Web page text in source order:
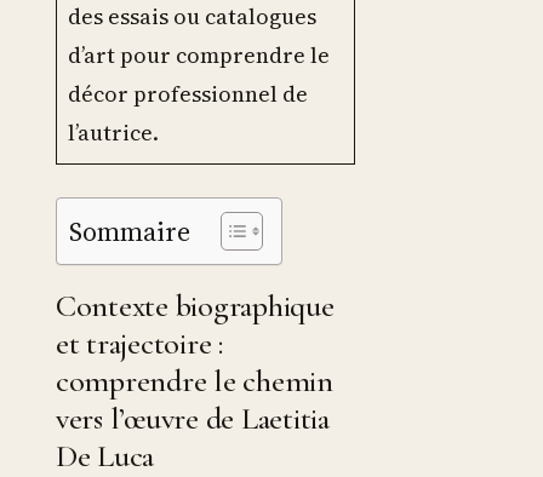
des essais ou catalogues
d’art pour comprendre le
décor professionnel de
l’autrice.
Sommaire
Contexte biographique
et trajectoire :
comprendre le chemin
vers l’œuvre de Laetitia
De Luca